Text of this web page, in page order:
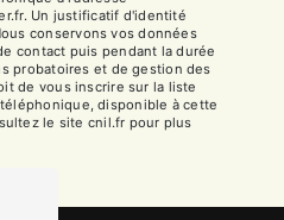
Un justificatif d'identité
conservons vos données
contact puis pendant la durée
probatoires et de gestion des
de vous inscrire sur la liste
disponible à cette
le site cnil.fr pour plus